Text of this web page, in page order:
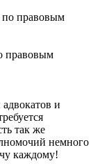
правовым
и
так же
немного
каждому!